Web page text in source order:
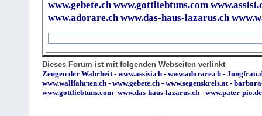
www.gebete.ch www.gottliebtuns.com
www.adorare.ch www.das-haus-lazarus.ch
Dieses Forum ist mit folgenden Webseiten verlinkt
Zeugen der Wahrheit- www.assisi.ch - www.adorare.ch -
www.wallfahrten.ch - www.gebete.ch - www.segenskreis.at-
www.gottliebtuns.com- www.das-haus-lazarus.ch - www.pater-pio.de